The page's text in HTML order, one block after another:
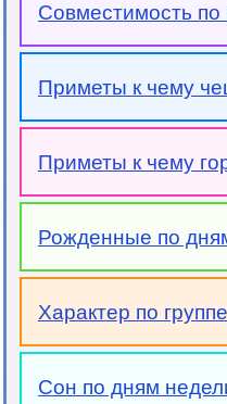
Совместимость по
Приметы к чему
Приметы к чему
Рожденные по
Характер по
Сон по дням